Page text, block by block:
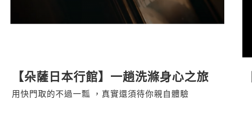
【朵薩日本行館】一趟洗滌身心之旅
用快門取的不過一瓢 ，真實還須待你親自體驗